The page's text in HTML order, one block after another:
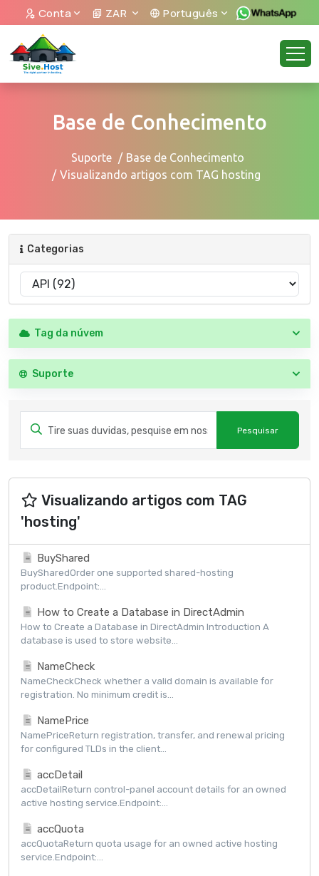
Conta ZAR Português
Base de Conhecimento
Suporte
Base de Conhecimento
Visualizando artigos com TAG hosting
Categorias
Tag da núvem
Suporte
Visualizando artigos com TAG
'hosting'
BuyShared
BuySharedOrder one supported shared-hosting
product.Endpoint:...
How to Create a Database in DirectAdmin
How to Create a Database in DirectAdmin Introduction A
database is used to store website...
NameCheck
NameCheckCheck whether a valid domain is available for
registration. No minimum credit is...
NamePrice
NamePriceReturn registration, transfer, and renewal pricing
for configured TLDs in the client...
accDetail
accDetailReturn control-panel account details for an owned
active hosting service.Endpoint:...
accQuota
accQuotaReturn quota usage for an owned active hosting
service.Endpoint:...